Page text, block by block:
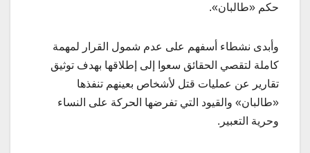
حكم «طالبان».
وأبدى نشطاء أسفهم على عدم شمول القرار لمهمة
كاملة لتقصي الحقائق سعوا إلى إطلاقها بهدف توثيق
تقارير عن عمليات قتل لأشخاص بعينهم تنفذها
«طالبان» والقيود التي تفرضها الحركة على النساء
وحرية التعبير.